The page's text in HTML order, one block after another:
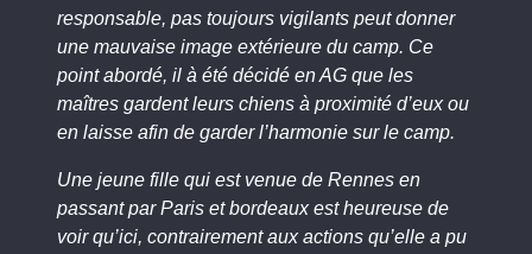
responsable, pas toujours vigilants peut donner
une mauvaise image extérieure du camp. Ce
point abordé, il à été décidé en AG que les
maîtres gardent leurs chiens à proximité d’eux ou
en laisse afin de garder l’harmonie sur le camp.
Une jeune fille qui est venue de Rennes en
passant par Paris et bordeaux est heureuse de
voir qu’ici, contrairement aux actions qu’elle a pu